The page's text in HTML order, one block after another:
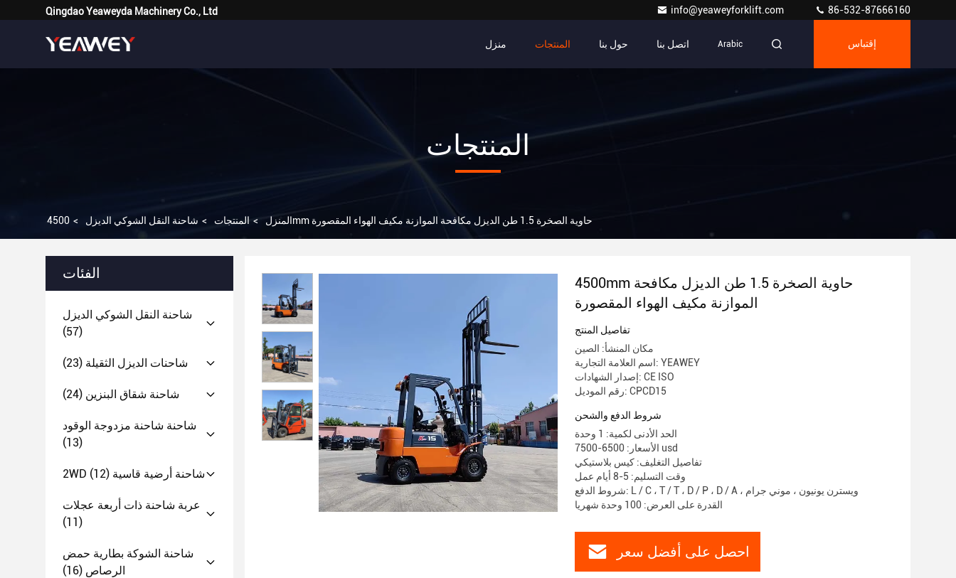
Qingdao Yeaweyda Machinery Co., Ltd info@yeaweyforklift.com 86-532-87666160
منزل المنتجات حول بنا اتصل بنا Arabic إقتباس
المنتجات
المنزل > المنتجات > شاحنة النقل الشوكي الديزل > 4500mm حاوية الصخرة 1.5 طن الديزل مكافحة الموازنة مكيف الهواء المقصورة
الفئات
شاحنة النقل الشوكي الديزل
(57)
شاحنات الديزل الثقيلة (23)
شاحنة شقاق البنزين (24)
شاحنة شاحنة مزدوجة الوقود
(13)
2WD شاحنة أرضية قاسية (12)
عربة شاحنة ذات أربعة عجلات
(11)
شاحنة الشوكة بطارية حمض
الرصاص (16)
4500mm حاوية الصخرة 1.5 طن الديزل مكافحة
الموازنة مكيف الهواء المقصورة
تفاصيل المنتج
مكان المنشأ: الصين
اسم العلامة التجارية: YEAWEY
إصدار الشهادات: CE ISO
رقم الموديل: CPCD15
شروط الدفع والشحن
الحد الأدنى لكمية: 1 وحدة
الأسعار: 6500-7500 usd
تفاصيل التغليف: كيس بلاستيكي
وقت التسليم: 5-8 أيام عمل
شروط الدفع: L / C ، T / T ، D / P ، D / A ، ويسترن يونيون ، موني جرام
القدرة على العرض: 100 وحدة شهريا
احصل على أفضل سعر